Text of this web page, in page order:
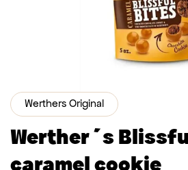
Werthers Original
Werther´s
caramel cookie